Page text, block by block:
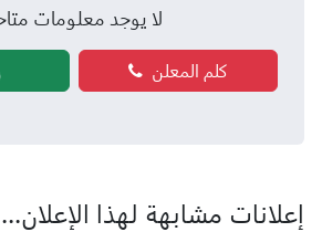
لا يوجد معلومات
كلم المعلن
إعلانات مشابهة لهذا الإعلان...